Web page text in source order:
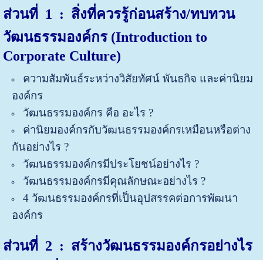
ส่วนที่ 1 : สิ่งที่ควรรู้ก่อนสร้าง/ทบทวน
วัฒนธรรมองค์กร (Introduction to
Corporate Culture)
ความสัมพันธ์ระหว่างวิสัยทัศน์ พันธกิจ และค่านิยม
องค์กร
วัฒนธรรมองค์กร คือ อะไร ?
ค่านิยมองค์กรกับวัฒนธรรมองค์กรเหมือนหรือต่าง
กันอย่างไร ?
วัฒนธรรมองค์กรมีประโยชน์อย่างไร ?
วัฒนธรรมองค์กรมีคุณลักษณะอย่างไร ?
4 วัฒนธรรมองค์กรที่เป็นอุปสรรคต่อการพัฒนา
องค์กร
ส่วนที่ 2 : สร้างวัฒนธรรมองค์กรอย่างไร